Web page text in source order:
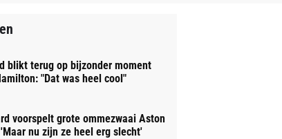
blikt terug op bijzonder moment
"Dat was heel cool"
voorspelt grote ommezwaai Aston
nu zijn ze heel erg slecht'